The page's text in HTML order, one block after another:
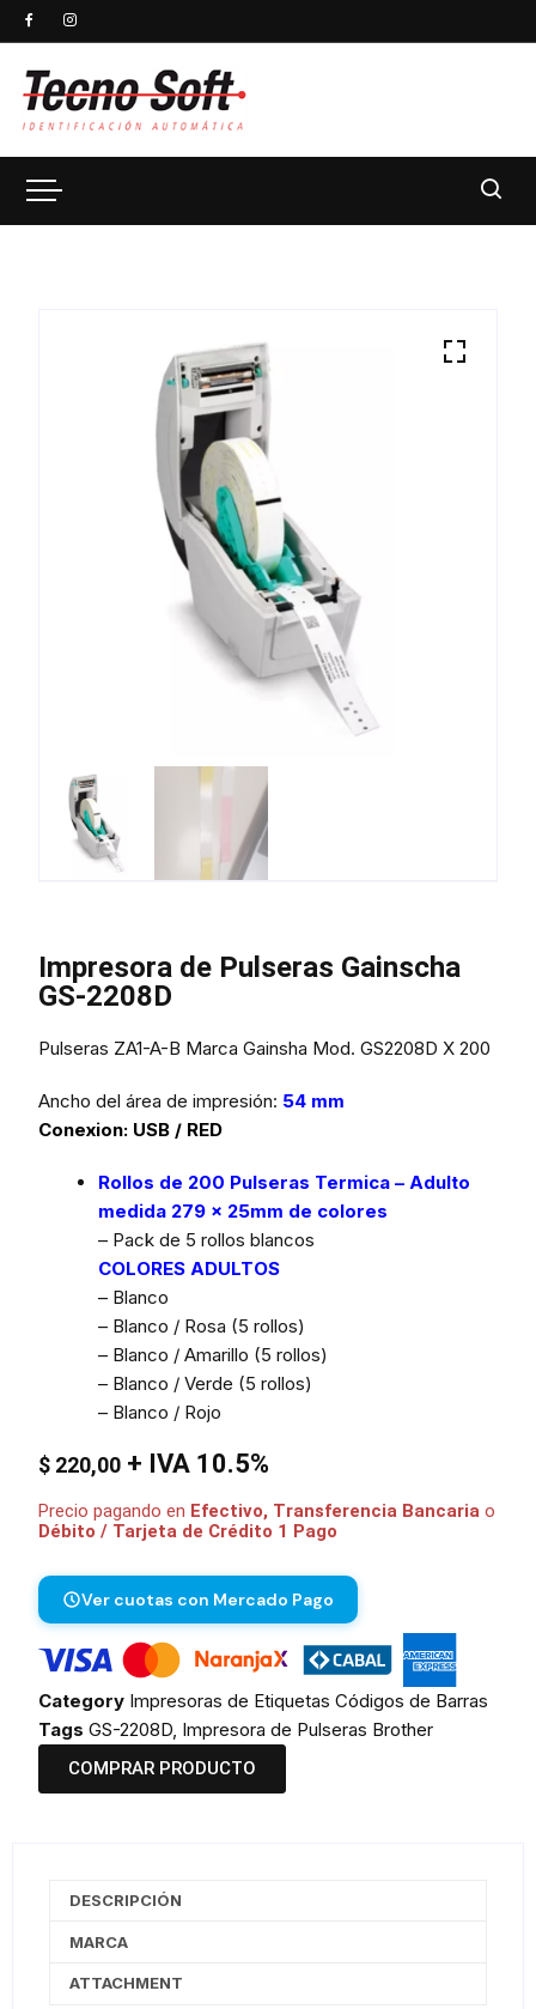
Impresora de Pulseras Gainscha
GS-2208D
Pulseras ZA1-A-B Marca Gainsha Mod. GS2208D X 200
Ancho del área de impresión: 54 mm
Conexion: USB / RED
Rollos de 200 Pulseras Termica – Adulto
medida 279 x 25mm de colores
– Pack de 5 rollos blancos
COLORES ADULTOS
– Blanco
– Blanco / Rosa (5 rollos)
– Blanco / Amarillo (5 rollos)
– Blanco / Verde (5 rollos)
– Blanco / Rojo
$ 220,00 + IVA 10.5%
Precio pagando en Efectivo, Transferencia Bancaria o
Débito / Tarjeta de Crédito 1 Pago
Ver cuotas con Mercado Pago
Category Impresoras de Etiquetas Códigos de Barras
Tags GS-2208D, Impresora de Pulseras Brother
COMPRAR PRODUCTO
DESCRIPCIÓN
MARCA
ATTACHMENT